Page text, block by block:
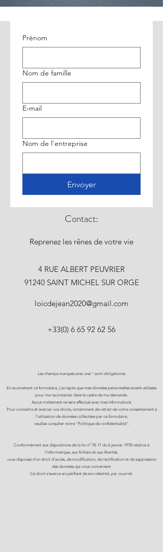
Prénom
Nom de famille
E‑mail
Nom de l'entreprise
Envoyer
Contact:
Reprenez les rênes de votre vie
4 RUE ALBERT PEUVRIER
91240 SAINT MICHEL SUR ORGE
loicdejean2020@gmail.com
+33(0) 6 65 92 62 56
Les champs marqués avec une * sont obligatoires
En soumettant ce formulaire, j'accepte que mes données personnelles soient utilisées
pour me recontacter dans le cadre de ma demande.
Aucun traitement ne sera effectué avec mes informations.
Pour connaitre et exercer vos droits, notamment de retrait de votre consentement à
l'utilisation de données collectées par ce formulaire,
veuillez consulter notre "Politique de confidentialité".
Conformément aux dispositions de la loi n° 78-17 du 6 janvier 1978 relative à
l'informatique, aux fichiers et aux libertés,
vous disposez d'un droit d'accès, de modification, de rectification et de suppression
des données qui vous concernent.
Ce droit s'exerce en justifiant de son identité, par courriel.